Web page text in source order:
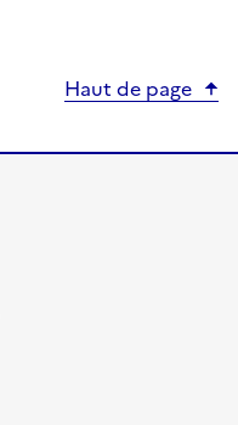
Haut de page